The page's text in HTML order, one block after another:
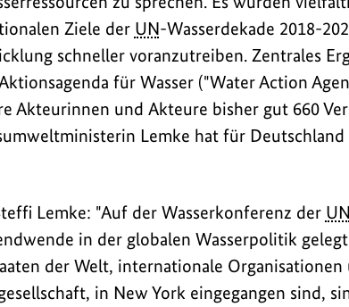
Ziele der UN-Wasserdekade 2018-
schneller voranzutreiben. Zentrales
für Wasser ("Water Action
Akteurinnen und Akteure bisher gut 660
Lemke hat für
Lemke: "Auf der Wasserkonferenz der UN
in der globalen Wasserpolitik
der Welt, internationale Organisationen
in New York eingegangen sind,